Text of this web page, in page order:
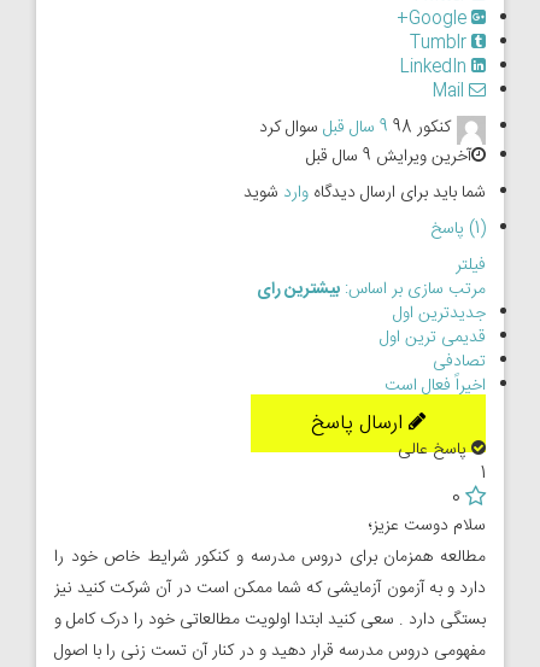
کنکور 98
9 سال قبل
سوال کرد
آخرین ویرایش 9 سال قبل
شما باید برای ارسال دیدگاه وارد شوید
(1) پاسخ
فیلتر
مرتب سازی بر اساس: بیشترین رای
جدیدترین اول
قدیمی ترین اول
تصادفی
اخیراً فعال است
ارسال پاسخ
پاسخ عالی
1
0
سلام دوست عزیز؛
مطالعه همزمان برای دروس مدرسه و کنکور شرایط خاص خود را
دارد و به آزمون آزمایشی که شما ممکن است در آن شرکت کنید نیز
بستگی دارد . سعی کنید ابتدا اولویت مطالعاتی خود را درک کامل و
مفهومی دروس مدرسه قرار دهید و در کنار آن تست زنی را با اصول